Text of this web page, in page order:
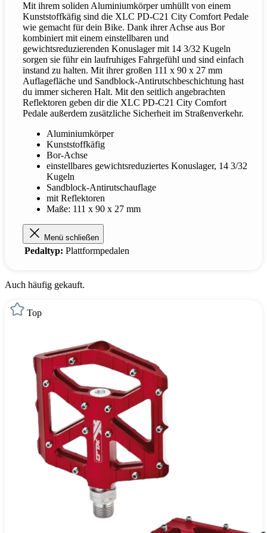
Mit ihrem soliden Aluminiumkörper umhüllt von einem
Kunststoffkäfig sind die XLC PD-C21 City Comfort Pedale
wie gemacht für dein Bike. Dank ihrer Achse aus Bor
kombiniert mit einem einstellbaren und
gewichtsreduzierenden Konuslager mit 14 3/32 Kugeln
sorgen sie führ ein laufruhiges Fahrgefühl und sind einfach
instand zu halten. Mit ihrer großen 111 x 90 x 27 mm
Auflagefläche und Sandblock-Antirutschbeschichtung hast
du immer sicheren Halt. Mit den seitlich angebrachten
Reflektoren geben dir die XLC PD-C21 City Comfort
Pedale außerdem zusätzliche Sicherheit im Straßenverkehr.
Aluminiumkörper
Kunststoffkäfig
Bor-Achse
einstellbares gewichtsreduziertes Konuslager, 14 3/32
Kugeln
Sandblock-Antirutschauflage
mit Reflektoren
Maße: 111 x 90 x 27 mm
Menü schließen
Pedaltyp: Plattformpedalen
Auch häufig gekauft.
Top